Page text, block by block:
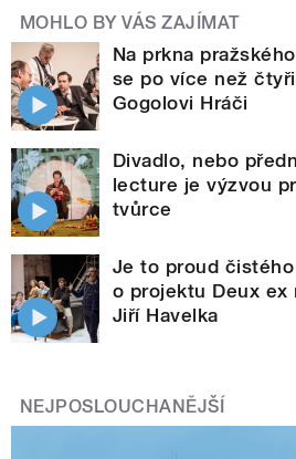
MOHLO BY VÁS ZAJÍMAT
Na prkna
se po více než
Gogolovi Hráči
Divadlo, nebo
lecture je výzvou
tvůrce
Je to proud
o projektu Deux ex
Jiří Havelka
NEJPOSLOUCHANĚJŠÍ